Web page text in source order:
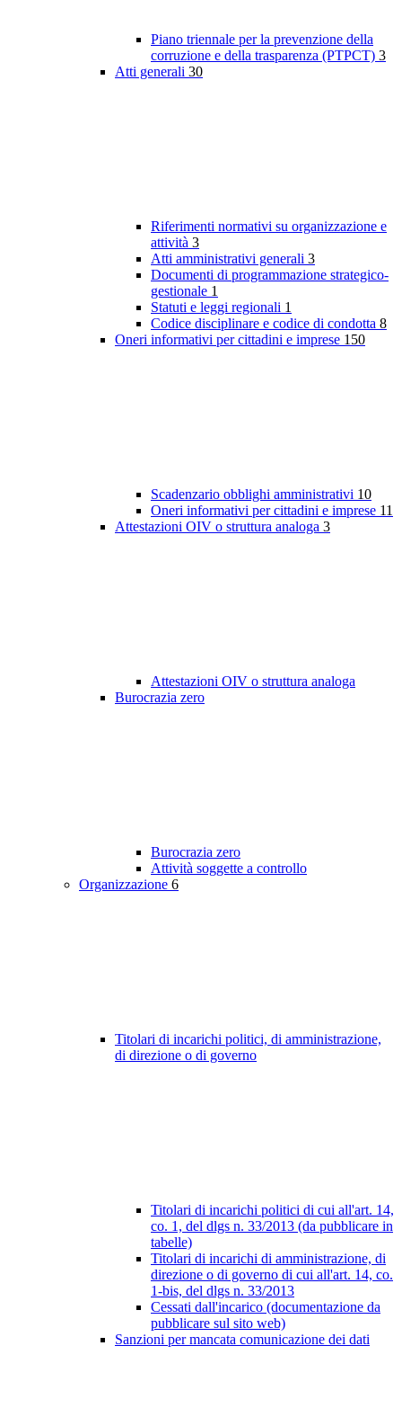
Piano triennale per la prevenzione della
corruzione e della trasparenza (PTPCT) 3
Atti generali 30
Riferimenti normativi su organizzazione e
attività 3
Atti amministrativi generali 3
Documenti di programmazione strategico-
gestionale 1
Statuti e leggi regionali 1
Codice disciplinare e codice di condotta 8
Oneri informativi per cittadini e imprese 150
Scadenzario obblighi amministrativi 10
Oneri informativi per cittadini e imprese 11
Attestazioni OIV o struttura analoga 3
Attestazioni OIV o struttura analoga
Burocrazia zero
Burocrazia zero
Attività soggette a controllo
Organizzazione 6
Titolari di incarichi politici, di amministrazione,
di direzione o di governo
Titolari di incarichi politici di cui all'art. 14,
co. 1, del dlgs n. 33/2013 (da pubblicare in
tabelle)
Titolari di incarichi di amministrazione, di
direzione o di governo di cui all'art. 14, co.
1-bis, del dlgs n. 33/2013
Cessati dall'incarico (documentazione da
pubblicare sul sito web)
Sanzioni per mancata comunicazione dei dati